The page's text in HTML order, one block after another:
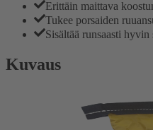
Erittäin maittava
Tukee porsaiden
Sisältää runsaasti hyvin
Kuvaus